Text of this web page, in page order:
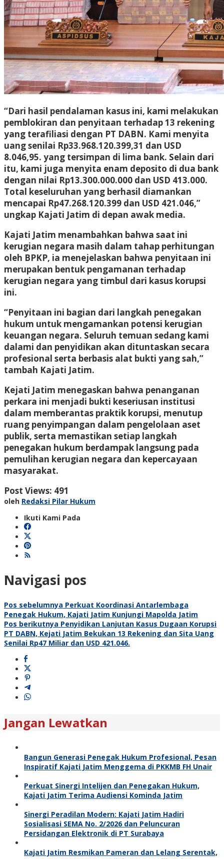
“Dari hasil pendalaman kasus ini, kami melakukan
pemblokiran dan penyitaan terhadap 13 rekening
yang terafiliasi dengan PT DABN. Kami menyita
uang senilai Rp33.968.120.399,31 dan USD
8.046,95. yang tersimpan di lima bank. Selain dari
itu, kami juga menyita enam deposito di dua bank
dengan nilai Rp13.300.000.000 dan USD 413.000.
Total keseluruhan yang berhasil diamankan
mencapai Rp47.268.120.399 dan USD 421.046,”
ungkap Kajati Jatim di depan awak media.
Kajati Jatim menambahkan bahwa saat ini
kerugian negara masih dalam tahap perhitungan
oleh BPKP, ia menejelaskan bahwa penyitaan ini
merupakan bentuk pengamanan terhadap
kerugian negara yang timbul dari kasus korupsi
ini.
“Penyitaan ini bagian dari langkah penegakan
hukum untuk mengamankan potensi kerugian
keuangan negara. Seluruh temuan sedang kami
dalami dan penyidikan akan dituntaskan secara
profesional serta berbasis alat bukti yang sah,”
tambah Kajati Jatim.
Kejati Jatim menegaskan bahwa penanganan
perkara ini menjadi bukti keseriusan institusi
dalam memberantas praktik korupsi, menutup
ruang penyimpangan dalam pengelolaan aset
publik, serta memastikan setiap langkah
penegakan hukum berdampak langsung pada
pemulihan kerugian negara dan kepercayaan
masyarakat.
Post Views: 491
oleh Redaksi Pilar Hukum
Ikuti Kami Pada
Navigasi pos
Pos sebelumnya Perkuat Koordinasi Antarlembaga
Penegak Hukum, Kajati Jatim Kunjungi Mapolda Jatim
Pos berikutnya Penyidikan Lanjutan Kasus Dugaan Korupsi
PT DABN, Kejati Jatim Bekukan 13 Rekening dan Sita Uang
Senilai Rp47 Miliar dan USD 421.046.
Jangan Lewatkan
Bangun Generasi Penegak Hukum Profesional, Pesan
Inspiratif Kajati Jatim Menggema di PKKMB FH Unair
Perkuat Sinergi Intelijen dan Penegakan Hukum,
Kajati Jatim Terima Audiensi Kominda Jatim
Sinergi Peradilan Modern: Kajati Jatim Hadiri
Sosialisasi SEMA No. 2/2026 dan Peluncuran
Persidangan Elektronik di PT Surabaya
Kajati Jatim Resmikan Pameran dan Lelang Serentak,